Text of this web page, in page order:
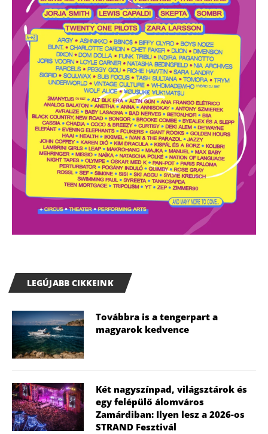
LEGÚJABB CIKKEINK
Továbbra is a tengerpart a
magyarok kedvence
Két nagyszínpad, világsztárok és
egy felépülő álomváros
Zamárdiban: Ilyen lesz a 2026-os
STRAND Fesztivál